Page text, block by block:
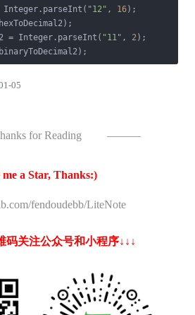
Integer.parseInt( "12" , 16);
= Integer.parseInt( "11" , 2);
05
for Reading ———
me a Star, Thanks:)
fendoudebb/LiteNote
码关注公众号和小程序↓↓↓